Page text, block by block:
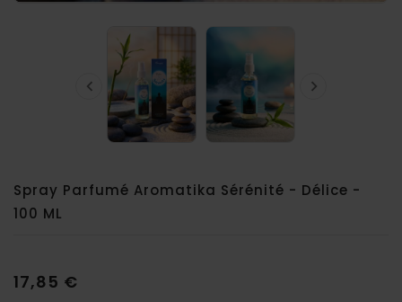
 
Spray Parfumé Aromatika Sérénité - Délice -
100 ML
17,85 €